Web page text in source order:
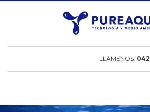
LLÁMENOS: